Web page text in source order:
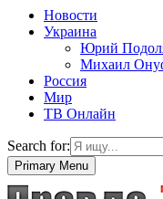
Новости
Украина
Юрий
Михаил
Россия
Мир
ТВ Онлайн
Search for:
Primary Menu